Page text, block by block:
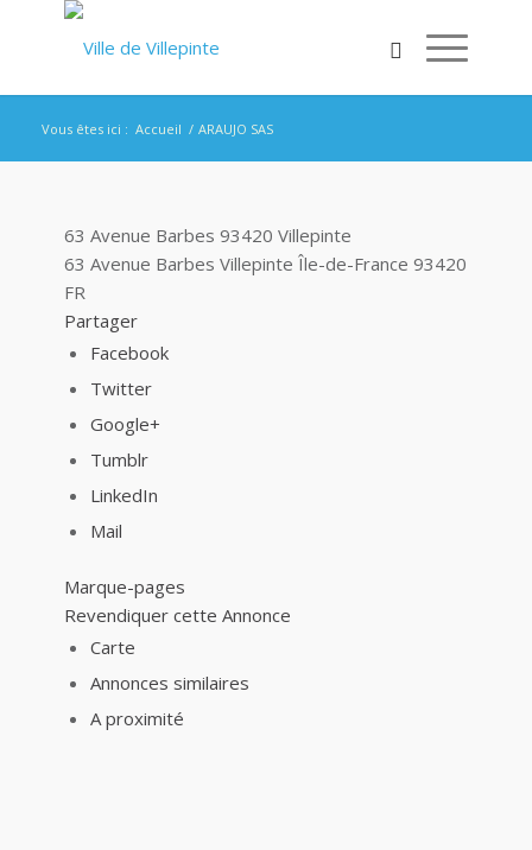
Vous êtes ici : Accueil / ARAUJO SAS
63 Avenue Barbes 93420 Villepinte
63 Avenue Barbes Villepinte Île-de-France 93420
FR
Partager
Facebook
Twitter
Google+
Tumblr
LinkedIn
Mail
Marque-pages
Revendiquer cette Annonce
Carte
Annonces similaires
A proximité